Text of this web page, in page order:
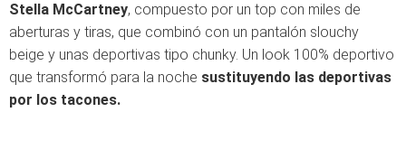
Stella McCartney, compuesto por un top con miles de
aberturas y tiras, que combinó con un pantalón slouchy
beige y unas deportivas tipo chunky. Un look 100% deportivo
que transformó para la noche sustituyendo las deportivas
por los tacones.